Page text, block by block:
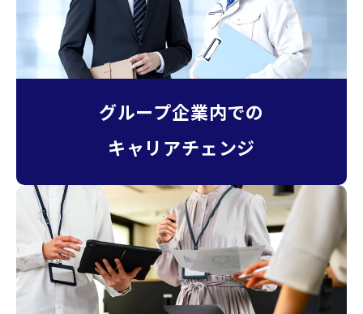
グループ企業内での
キャリアチェンジ